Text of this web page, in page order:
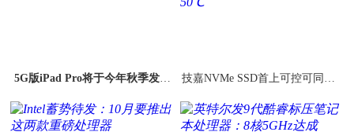
5G版iPad Pro将于今年秋季发布
技嘉NVMe SSD首上可控可同步R